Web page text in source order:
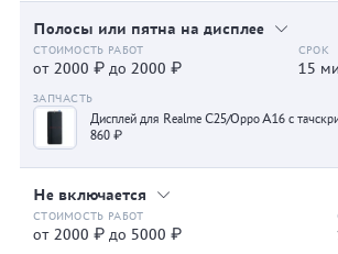
Полосы или пятна на дисплее
от 2000 ₽ до 2000 ₽ 15
Дисплей для Realme C25/Oppo A16 с
860 ₽
Не включается
от 2000 ₽ до 5000 ₽